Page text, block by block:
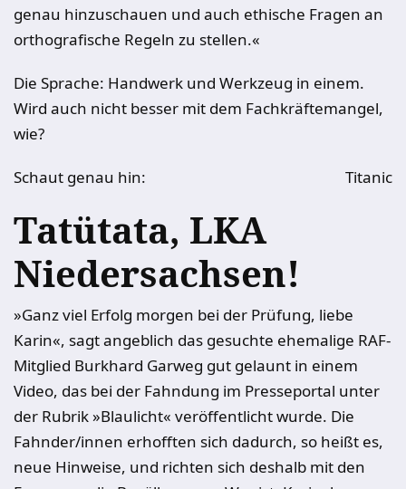
genau hinzuschauen und auch ethische Fragen an
orthografische Regeln zu stellen.«
Die Sprache: Handwerk und Werkzeug in einem.
Wird auch nicht besser mit dem Fachkräftemangel,
wie?
Schaut genau hin: Titanic
Tatütata, LKA
Niedersachsen!
»Ganz viel Erfolg morgen bei der Prüfung, liebe
Karin«, sagt angeblich das gesuchte ehemalige RAF-
Mitglied Burkhard Garweg gut gelaunt in einem
Video, das bei der Fahndung im Presseportal unter
der Rubrik »Blaulicht« veröffentlicht wurde. Die
Fahnder/innen erhofften sich dadurch, so heißt es,
neue Hinweise, und richten sich deshalb mit den